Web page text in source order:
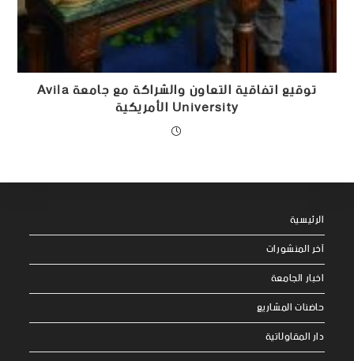
توقيع اتفاقية التعاون والشراكة مع جامعة Avila
University الأمريكية
الرئيسية
آخر المنشورات
اخبار الجامعة
حاضنات المشاريع
دار المقاولاتية